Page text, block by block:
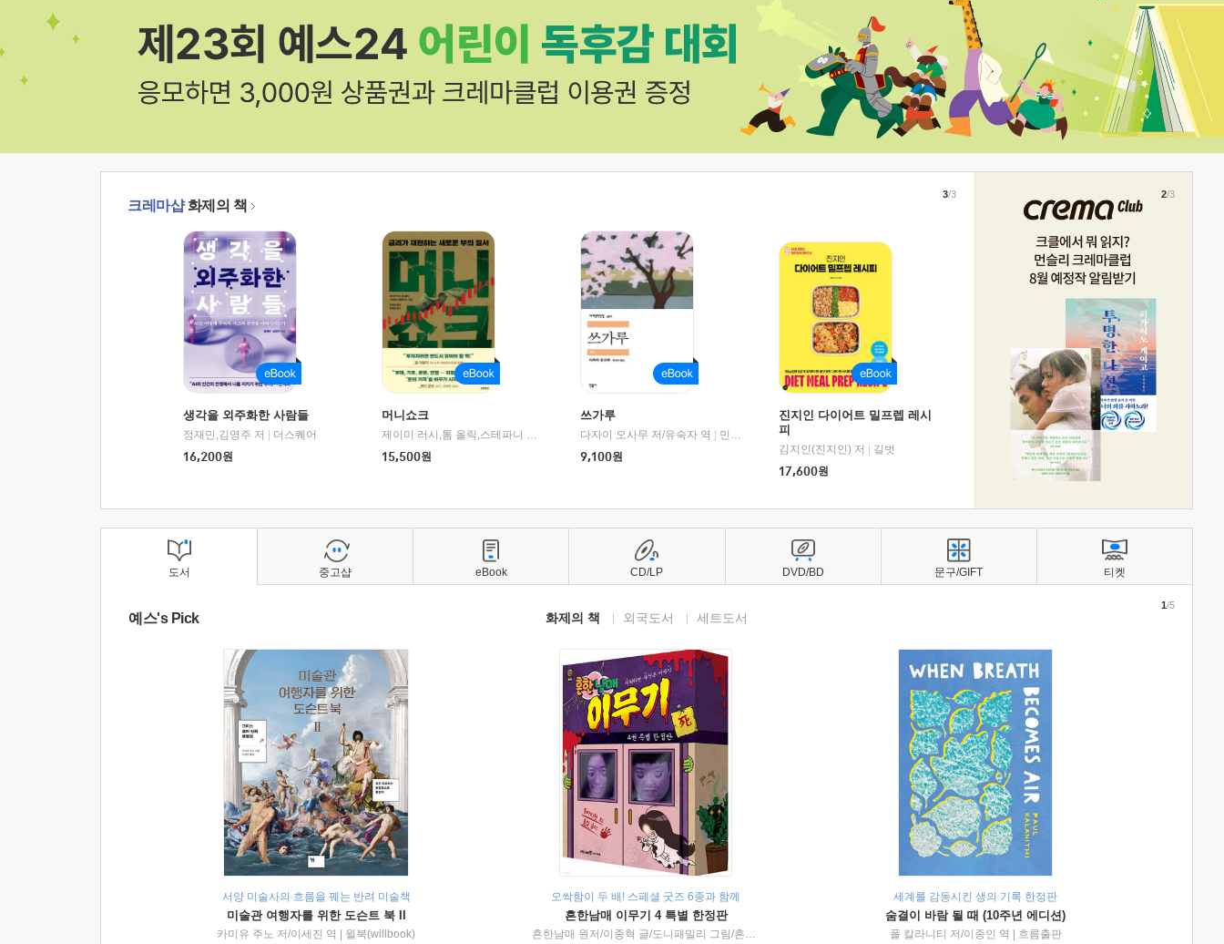
크레마샵화제의 책
생각을 외주화한 사람들
정재민,김영주 저
더스퀘어
16,200원
머니쇼크
제이미 러시,톰 올릭,스테파니 플랜더스 편저/임경은 역/박정호 감수 |
교보문고
15,500원
쓰가루
다자이 오사무 저/유숙자 역
민음사
9,100원
진지인 다이어트 밀프렙 레시
피
김지인(진지인) 저
길벗
17,600원
3/3 2/3
도서
예스's Pick 화제의 책 외국도서 세트도서
서양 미술사의 흐름을 꿰는 반려 미술책
미술관 여행자를 위한 도슨트 북 II
카미유 주노 저/이세진 역
윌북(willbook)
오싹함이 두 배! 스페셜 굿즈 6종과 함께
흔한남매 이무기 4 특별 한정판
흔한남매 원저/이종혁 글/도니패밀리 그림/흔한컴퍼니 감수
미래엔아이세움
세계를 감동시킨 생의 기록 한정판
숨결이 바람 될 때 (10주년 에디션)
폴 칼라니티 저/이종인 역
흐름출판
1/5
중고샵 eBook CD/LP DVD/BD 문구/GIFT 티켓